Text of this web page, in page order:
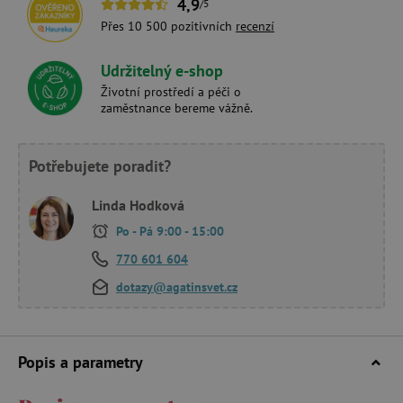
4,9/5
Přes 10 500 pozitivních recenzí
Udržitelný e-shop
Životní prostředí a péči o
zaměstnance bereme vážně.
Potřebujete poradit?
Linda Hodková
Po - Pá 9:00 - 15:00
770 601 604
dotazy@agatinsvet.cz
Popis a parametry